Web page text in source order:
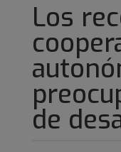
Los
de